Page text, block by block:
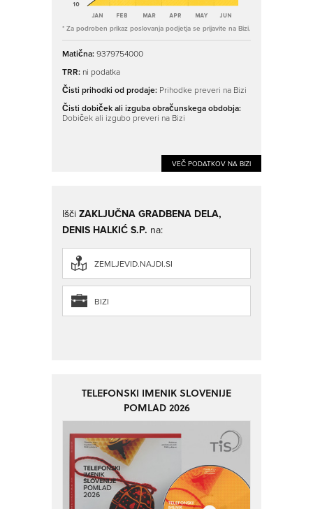
* Za podroben prikaz poslovanja podjetja se prijavite na Bizi.
Matična:9379754000
TRR: ni podatka
Čisti prihodki od prodaje: Prihodke preveri na Bizi
Čisti dobiček ali izguba obračunskega obdobja:
Dobiček ali izgubo preveri na Bizi
VEČ PODATKOV NA BIZI
Išči ZAKLJUČNA GRADBENA DELA,
DENIS HALKIĆ S.P. na:
ZEMLJEVID.NAJDI.SI
BIZI
TELEFONSKI IMENIK SLOVENIJE
POMLAD 2026